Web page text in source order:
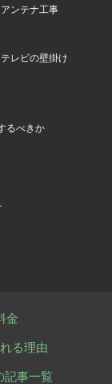
ンテナ工事
レビの壁掛け
るべきか
金
る理由
記事一覧